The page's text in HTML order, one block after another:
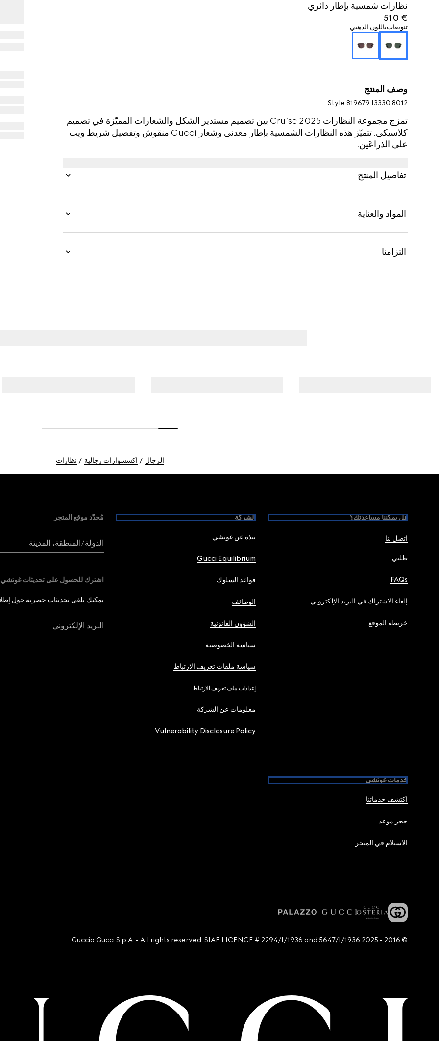
نظارات شمسية بإطار دائري
€ 510
تنويعاتباللون الذهبي
وصف المنتج
Style ‎819679 I3330 8012
تمزج مجموعة النظارات Cruise 2025 بين تصميم مستدير الشكل والشعارات المميّزة في تصميم
كلاسيكي. تتميّز هذه النظارات الشمسية بإطار معدني وشعار Gucci منقوش وتفصيل شريط ويب
على الذراعَين.
تفاصيل المنتج
المواد والعناية
التزامنا
الرجال اكسسوارات رجالية نظارات
هل يمكننا مساعدتك؟
اتصل بنا
طلبي
FAQs
إلغاء الاشتراك في البريد الإلكتروني
خريطة الموقع
الشركة
نبذة عن غوتشي
Gucci Equilibrium
قواعد السلوك
الوظائف
الشؤون القانونية
سياسة الخصوصية
سياسة ملفات تعريف الارتباط
إعدادات ملف تعريف الارتباط
معلومات عن الشركة
Vulnerability Disclosure Policy
خدمات غوتشي
اكتشف خدماتنا
حجز موعد
الاستلام في المتجر
مُحدّد موقع المتجر
الدولة/المنطقة، المدينة
اشترك للحصول على تحديثات غوتشي
يمكنك تلقي تحديثات حصرية حول
البريد الإلكتروني
© 2016 - 2025 Guccio Gucci S.p.A. - All rights reserved. SIAE LICENCE # 2294/I/1936 and 5647/I/1936